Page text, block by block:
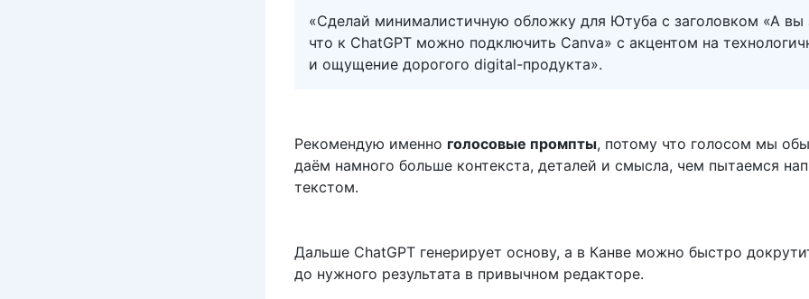
«Сделай минималистичную обложку для Ютуба с заголовком «А вы
что к ChatGPT можно подключить Canva» с акцентом на
и ощущение дорогого digital-продукта».
Рекомендую именно голосовые промпты, потому что голосом мы
даём намного больше контекста, деталей и смысла, чем пытаемся
текстом.
Дальше ChatGPT генерирует основу, а в Канве можно быстро
до нужного результата в привычном редакторе.